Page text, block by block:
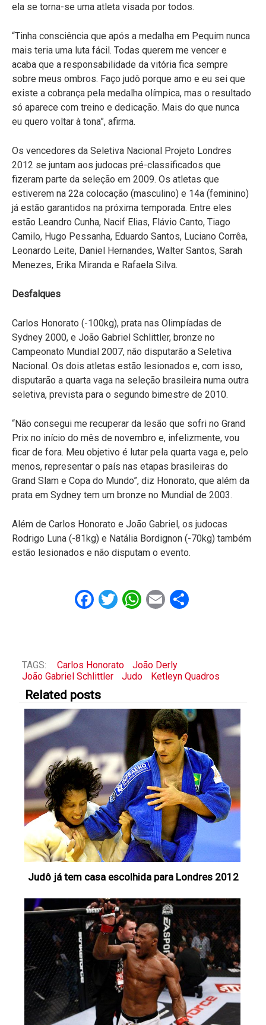
ela se torna-se uma atleta visada por todos.
“Tinha consciência que após a medalha em Pequim nunca
mais teria uma luta fácil. Todas querem me vencer e
acaba que a responsabilidade da vitória fica sempre
sobre meus ombros. Faço judô porque amo e eu sei que
existe a cobrança pela medalha olímpica, mas o resultado
só aparece com treino e dedicação. Mais do que nunca
eu quero voltar à tona”, afirma.
Os vencedores da Seletiva Nacional Projeto Londres
2012 se juntam aos judocas pré-classificados que
fizeram parte da seleção em 2009. Os atletas que
estiverem na 22a colocação (masculino) e 14a (feminino)
já estão garantidos na próxima temporada. Entre eles
estão Leandro Cunha, Nacif Elias, Flávio Canto, Tiago
Camilo, Hugo Pessanha, Eduardo Santos, Luciano Corrêa,
Leonardo Leite, Daniel Hernandes, Walter Santos, Sarah
Menezes, Erika Miranda e Rafaela Silva.
Desfalques
Carlos Honorato (-100kg), prata nas Olimpíadas de
Sydney 2000, e João Gabriel Schlittler, bronze no
Campeonato Mundial 2007, não disputarão a Seletiva
Nacional. Os dois atletas estão lesionados e, com isso,
disputarão a quarta vaga na seleção brasileira numa outra
seletiva, prevista para o segundo bimestre de 2010.
“Não consegui me recuperar da lesão que sofri no Grand
Prix no início do mês de novembro e, infelizmente, vou
ficar de fora. Meu objetivo é lutar pela quarta vaga e, pelo
menos, representar o país nas etapas brasileiras do
Grand Slam e Copa do Mundo”, diz Honorato, que além da
prata em Sydney tem um bronze no Mundial de 2003.
Além de Carlos Honorato e João Gabriel, os judocas
Rodrigo Luna (-81kg) e Natália Bordignon (-70kg) também
estão lesionados e não disputam o evento.
Facebook
Twitter
WhatsApp
EmailShare
TAGS: Carlos Honorato
João Derly
João Gabriel Schlittler
Judo Ketleyn Quadros
Related posts
Judô já tem casa escolhida para Londres 2012